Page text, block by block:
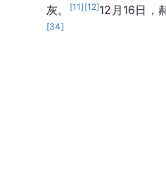
灰。
[11] [12]12月16日，
[34]